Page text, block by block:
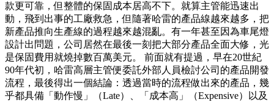
款更可靠，但整體的保固成本居高不下。就算主管能迅速出
動，飛到出事的工廠救急，但隨著哈雷的產品線越來越多，把
新產品推向生產線的過程越來越混亂。有一年甚至因為車尾燈
設計出問題，公司居然在最後一刻把大部分產品全面大修，光
是保固費用就燒掉數百萬美元。 前面就有提過，早在20世紀
90年代初，哈雷高層主管便委託外部人員檢討公司的產品開發
流程，最後得出一個結論：透過當時的流程做出來的產品，幾
乎都具備「動作慢」（Late）、「成本高」（Expensive）以及